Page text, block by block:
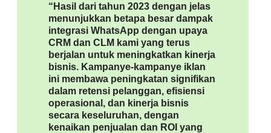
“Hasil dari tahun 2023 dengan jelas
menunjukkan betapa besar dampak
integrasi WhatsApp dengan upaya
CRM dan CLM kami yang terus
berjalan untuk meningkatkan kinerja
bisnis. Kampanye-kampanye iklan
ini membawa peningkatan signifikan
dalam retensi pelanggan, efisiensi
operasional, dan kinerja bisnis
secara keseluruhan, dengan
kenaikan penjualan dan ROI yang